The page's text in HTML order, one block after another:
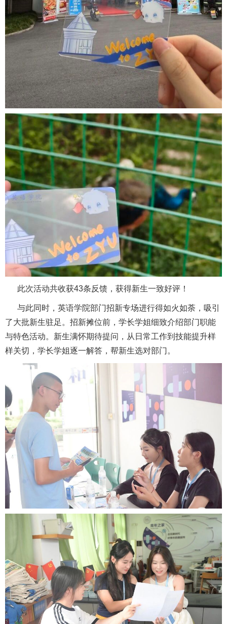
此次活动共收获43条反馈，获得新生一致好评！
与此同时，英语学院部门招新专场进行得如火如荼，吸引
了大批新生驻足。招新摊位前，学长学姐细致介绍部门职能
与特色活动。新生满怀期待提问，从日常工作到技能提升样
样关切，学长学姐逐一解答，帮新生选对部门。